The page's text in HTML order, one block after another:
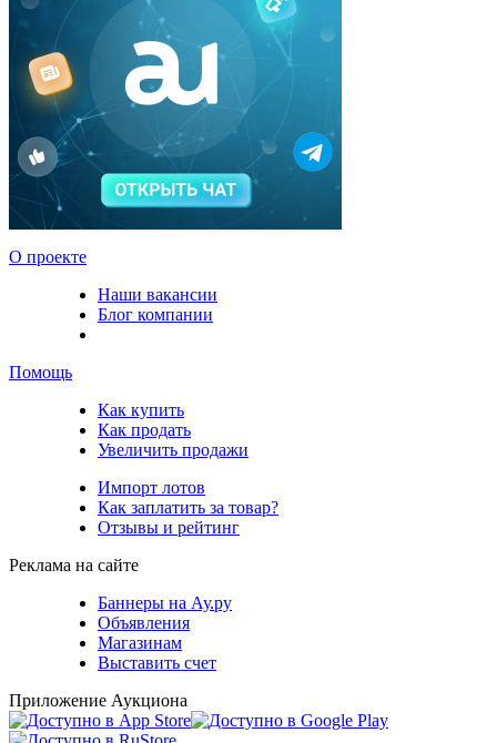
О проекте
Наши вакансии
Блог компании
Помощь
Как купить
Как продать
Увеличить продажи
Импорт лотов
Как заплатить за товар?
Отзывы и рейтинг
Реклама на сайте
Баннеры на Ау.ру
Объявления
Магазинам
Выставить счет
Приложение Аукциона